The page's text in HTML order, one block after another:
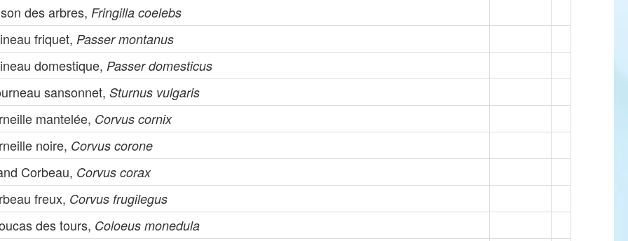
des arbres, Fringilla coelebs
friquet, Passer montanus
domestique, Passer domesticus
sansonnet,Sturnus vulgaris
mantelée, Corvus cornix
noire, Corvus corone
Corbeau, Corvus corax
freux, Corvus frugilegus
des tours, Coloeus monedula